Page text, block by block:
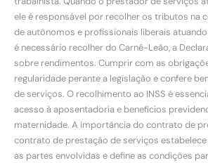
ele é responsável por recolher os tributos na
de autônomos e profissionais liberais
é necessário recolher do Carnê-Leão, a
sobre rendimentos. Cumprir com as
regularidade perante a legislação e confere
de serviços. O recolhimento ao INSS é
acesso à aposentadoria e benefícios
maternidade. A importância do contrato de
contrato de prestação de serviços
as partes envolvidas e define as condições